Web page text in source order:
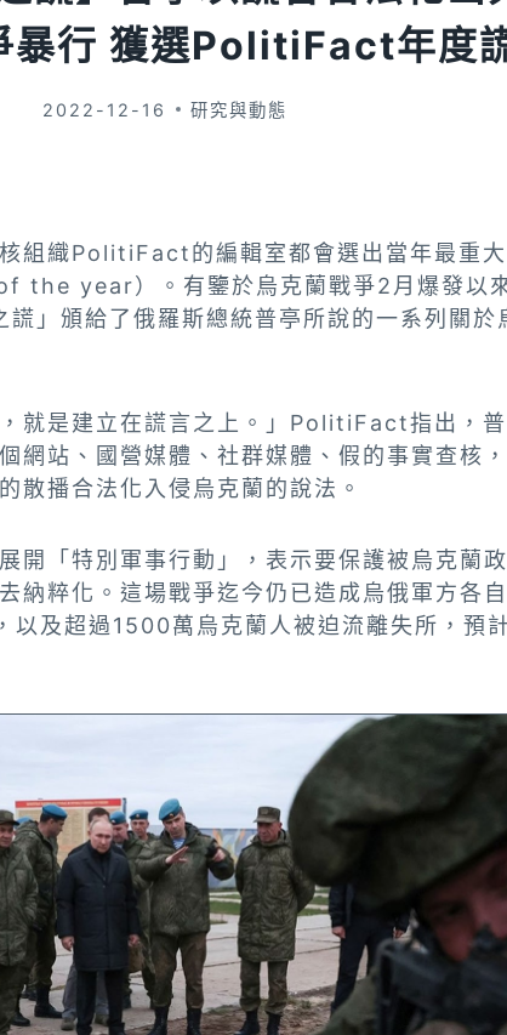
暴行 獲選PolitiFact年度
2022-12-16 研究與動態
組織PolitiFact的編輯室都會選出當年最重
the year）。有鑒於烏克蘭戰爭2月爆發以
」頒給了俄羅斯總統普亭所說的一系列關於
就是建立在謊言之上。」PolitiFact指出，
站、國營媒體、社群媒體、假的事實查核
散播合法化入侵烏克蘭的說法。
開「特別軍事行動」，表示要保護被烏克蘭
納粹化。這場戰爭迄今仍已造成烏俄軍方各
以及超過1500萬烏克蘭人被迫流離失所，預